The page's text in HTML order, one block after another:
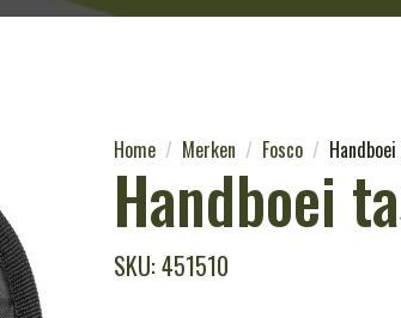
Home Merken Fosco
Handboei
SKU: 451510